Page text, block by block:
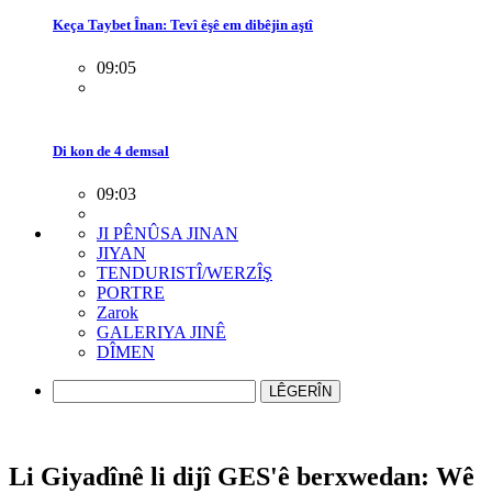
Keça Taybet Înan: Tevî êşê em dibêjin aştî
09:05
Di kon de 4 demsal
09:03
JI PÊNÛSA JINAN
JIYAN
TENDURISTÎ/WERZÎŞ
PORTRE
Zarok
GALERIYA JINÊ
DÎMEN
LÊGERÎN
Li Giyadînê li dijî GES'ê berxwedan: Wê